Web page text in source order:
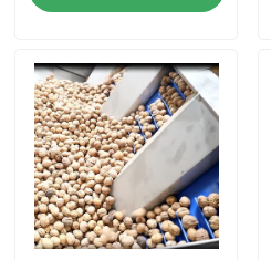
Vidéos
VR Show
Au sujet de nous